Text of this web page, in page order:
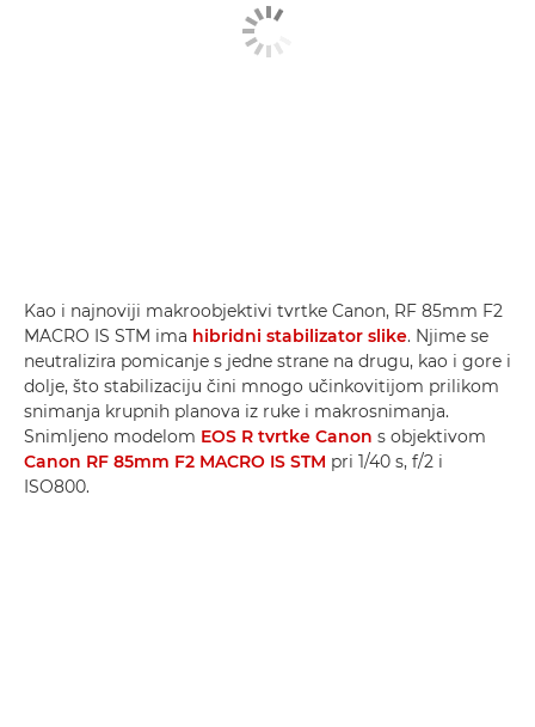
Kao i najnoviji makroobjektivi tvrtke Canon, RF 85mm F2
MACRO IS STM ima hibridni stabilizator slike. Njime se
neutralizira pomicanje s jedne strane na drugu, kao i gore i
dolje, što stabilizaciju čini mnogo učinkovitijom prilikom
snimanja krupnih planova iz ruke i makrosnimanja.
Snimljeno modelom EOS R tvrtke Canon s objektivom
Canon RF 85mm F2 MACRO IS STM pri 1/40 s, f/2 i
ISO800.